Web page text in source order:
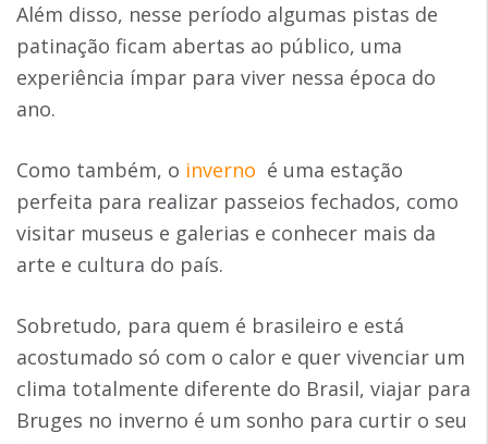
Além disso, nesse período algumas pistas de
patinação ficam abertas ao público, uma
experiência ímpar para viver nessa época do
ano.
Como também, o inverno é uma estação
perfeita para realizar passeios fechados, como
visitar museus e galerias e conhecer mais da
arte e cultura do país.
Sobretudo, para quem é brasileiro e está
acostumado só com o calor e quer vivenciar um
clima totalmente diferente do Brasil, viajar para
Bruges no inverno é um sonho para curtir o seu